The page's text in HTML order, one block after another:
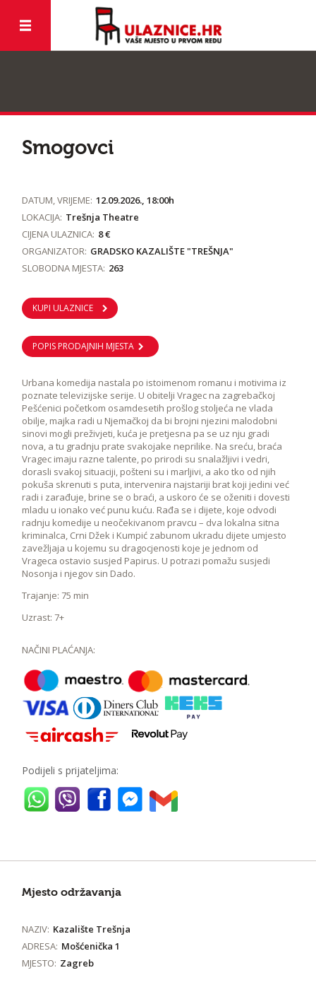
Smogovci
DATUM, VRIJEME: 12.09.2026., 18:00h
LOKACIJA: Trešnja Theatre
CIJENA ULAZNICA: 8 €
ORGANIZATOR: GRADSKO KAZALIŠTE "TREŠNJA"
SLOBODNA MJESTA: 263
KUPI ULAZNICE
POPIS PRODAJNIH MJESTA
Urbana komedija nastala po istoimenom romanu i motivima iz
poznate televizijske serije. U obitelji Vragec na zagrebačkoj
Pešćenici početkom osamdesetih prošlog stoljeća ne vlada
obilje, majka radi u Njemačkoj da bi brojni njezini malodobni
sinovi mogli preživjeti, kuća je pretjesna pa se uz nju gradi
nova, a tu gradnju prate svakojake neprilike. Na sreću, braća
Vragec imaju razne talente, po prirodi su snalažljivi i vedri,
dorasli svakoj situaciji, pošteni su i marljivi, a ako tko od njih
pokuša skrenuti s puta, intervenira najstariji brat koji jedini već
radi i zarađuje, brine se o braći, a uskoro će se oženiti i dovesti
mladu u ionako već punu kuću. Rađa se i dijete, koje odvodi
radnju komedije u neočekivanom pravcu – dva lokalna sitna
kriminalca, Crni Džek i Kumpić zabunom ukradu dijete umjesto
zavežljaja u kojemu su dragocjenosti koje je jednom od
Vrageca ostavio susjed Papirus. U potrazi pomažu susjedi
Nosonja i njegov sin Dado.
Trajanje: 75 min
Uzrast: 7+
NAČINI PLAĆANJA:
Podijeli s prijateljima:
Mjesto održavanja
NAZIV: Kazalište Trešnja
ADRESA: Mošćenička 1
MJESTO: Zagreb